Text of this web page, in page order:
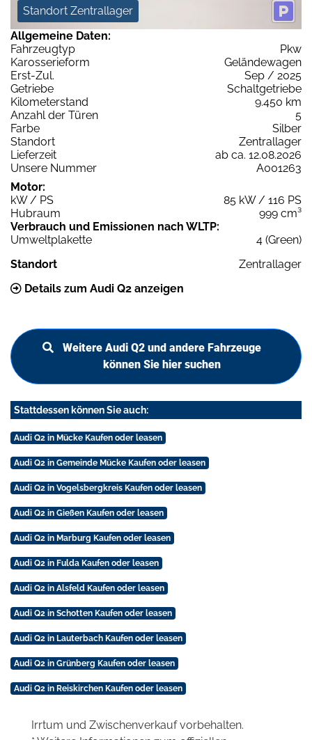
Standort Zentrallager
Allgemeine Daten:
Fahrzeugtyp
Pkw
Karosserieform
Geländewagen
Erst-Zul.
Sep / 2025
Getriebe
Schaltgetriebe
Kilometerstand
9.450 km
Anzahl der Türen
5
Farbe
Silber
Standort
Zentrallager
Lieferzeit
ab ca. 12.08.2026
Unsere Nummer
A001263
Motor:
kW / PS
85 kW / 116 PS
Hubraum
999 cm³
Verbrauch und Emissionen nach WLTP:
Umweltplakette
4 (Green)
Standort
Zentrallager
Details zum Audi Q2 anzeigen
Weitere Audi Q2 und andere Fahrzeuge
können Sie hier suchen
Stattdessen können Sie auch:
Audi Q2 in Mücke Kaufen oder leasen
Audi Q2 in Gemeinde Mücke Kaufen oder leasen
Audi Q2 in Vogelsbergkreis Kaufen oder leasen
Audi Q2 in Gießen Kaufen oder leasen
Audi Q2 in Marburg Kaufen oder leasen
Audi Q2 in Fulda Kaufen oder leasen
Audi Q2 in Alsfeld Kaufen oder leasen
Audi Q2 in Schotten Kaufen oder leasen
Audi Q2 in Lauterbach Kaufen oder leasen
Audi Q2 in Grünberg Kaufen oder leasen
Audi Q2 in Reiskirchen Kaufen oder leasen
Irrtum und Zwischenverkauf vorbehalten.